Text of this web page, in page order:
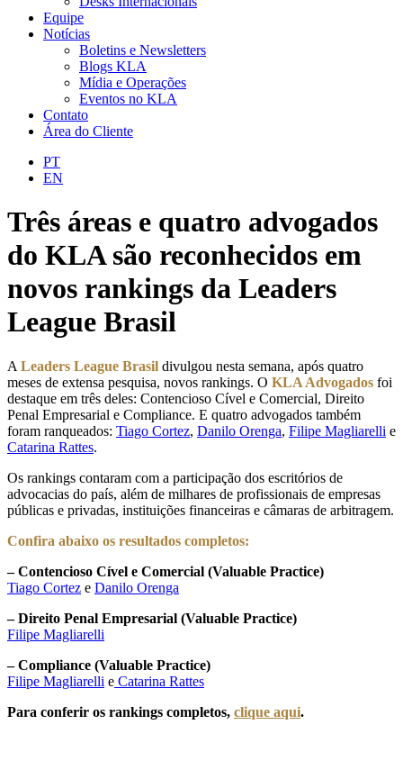
Equipe
Notícias
Boletins e Newsletters
Blogs KLA
Mídia e Operações
Eventos no KLA
Contato
Área do Cliente
PT
EN
Três áreas e quatro advogados
do KLA são reconhecidos em
novos rankings da Leaders
League Brasil
A Leaders League Brasil divulgou nesta semana, após quatro
meses de extensa pesquisa, novos rankings. O KLA Advogados foi
destaque em três deles: Contencioso Cível e Comercial, Direito
Penal Empresarial e Compliance. E quatro advogados também
foram ranqueados: Tiago Cortez, Danilo Orenga, Filipe Magliarelli e
Catarina Rattes.
Os rankings contaram com a participação dos escritórios de
advocacias do país, além de milhares de profissionais de empresas
públicas e privadas, instituições financeiras e câmaras de arbitragem.
Confira abaixo os resultados completos:
– Contencioso Cível e Comercial (Valuable Practice)
Tiago Cortez e Danilo Orenga
– Direito Penal Empresarial (Valuable Practice)
Filipe Magliarelli
– Compliance (Valuable Practice)
Filipe Magliarelli e Catarina Rattes
Para conferir os rankings completos, clique aqui.